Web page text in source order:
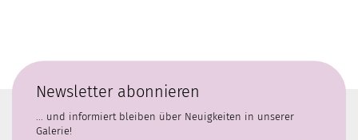
Newsletter abonnieren
... und informiert bleiben über Neuigkeiten in unserer
Galerie!